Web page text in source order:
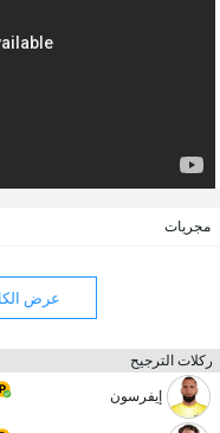
مجريات
عرض
ركلات الترجيح
إيفرسون